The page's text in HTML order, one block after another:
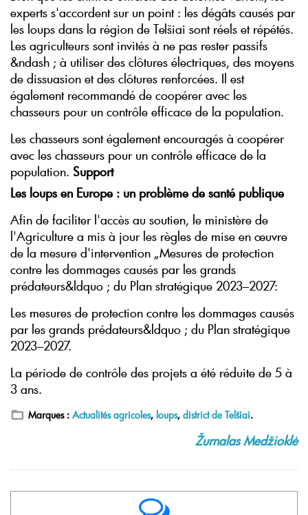
experts s'accordent sur un point : les dégâts causés par
les loups dans la région de Telšiai sont réels et répétés.
Les agriculteurs sont invités à ne pas rester passifs
&ndash ; à utiliser des clôtures électriques, des moyens
de dissuasion et des clôtures renforcées. Il est
également recommandé de coopérer avec les
chasseurs pour un contrôle efficace de la population.
Les chasseurs sont également encouragés à coopérer
avec les chasseurs pour un contrôle efficace de la
population. Support
Les loups en Europe : un problème de santé publique
Afin de faciliter l'accès au soutien, le ministère de
l'Agriculture a mis à jour les règles de mise en œuvre
de la mesure d'intervention „Mesures de protection
contre les dommages causés par les grands
prédateurs&ldquo ; du Plan stratégique 2023–2027:
Les mesures de protection contre les dommages causés
par les grands prédateurs&ldquo ; du Plan stratégique
2023–2027.
La période de contrôle des projets a été réduite de 5 à
3 ans.
Marques : Actualités agricoles, loups, district de Telšiai.
Žurnalas Medžioklė